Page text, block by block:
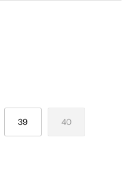
39 40